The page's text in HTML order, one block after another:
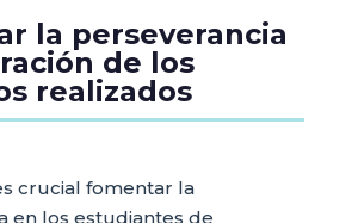
la perseverancia
de los
realizados
crucial fomentar la
en los estudiantes de